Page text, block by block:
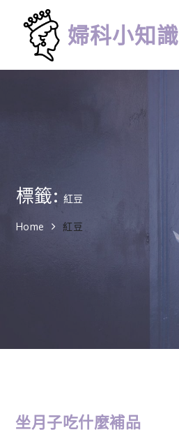
content
婦科小知識
標籤: 紅豆
Home 紅豆
坐月子吃什麼補品